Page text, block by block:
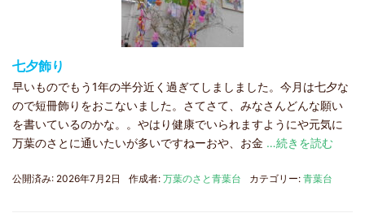
七夕飾り
早いものでもう1年の半分近く過ぎてしましました。今月は七夕な
ので短冊飾りをおこないました。さてさて、みなさんどんな願い
を書いているのかな。。やはり健康でいられますようにや元気に
万葉のさとに通いたいが多いですねーおや、お金 …続きを読む
公開済み: 2026年7月2日 作成者: 万葉のさと青葉台 カテゴリー: 青葉台